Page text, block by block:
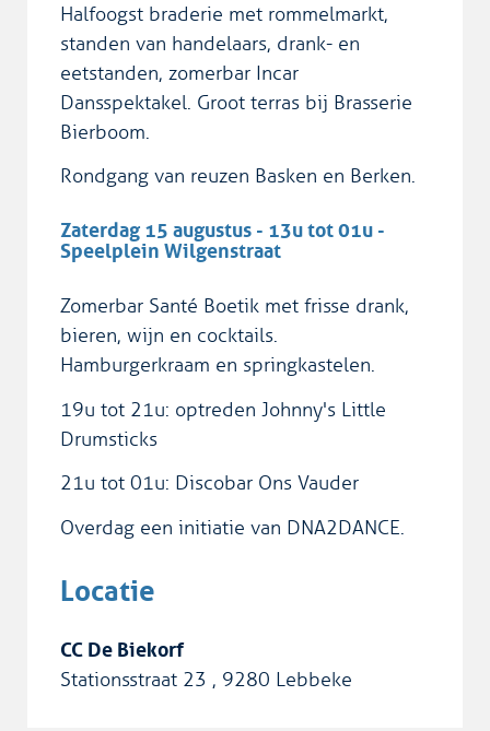
Halfoogst braderie met rommelmarkt,
standen van handelaars, drank- en
eetstanden, zomerbar Incar
Dansspektakel. Groot terras bij Brasserie
Bierboom.
Rondgang van reuzen Basken en Berken.
Zaterdag 15 augustus - 13u tot 01u -
Speelplein Wilgenstraat
Zomerbar Santé Boetik met frisse drank,
bieren, wijn en cocktails.
Hamburgerkraam en springkastelen.
19u tot 21u: optreden Johnny's Little
Drumsticks
21u tot 01u: Discobar Ons Vauder
Overdag een initiatie van DNA2DANCE.
Locatie
CC De Biekorf
Stationsstraat 23 , 9280 Lebbeke